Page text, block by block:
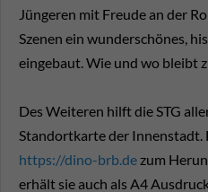
Jüngeren mit Freude an der
Szenen ein wunderschönes,
eingebaut. Wie und wo bleibt
Des Weiteren hilft die STG
Standortkarte der Innenstadt.
https://dino-brb.de zum
erhält sie auch als A4